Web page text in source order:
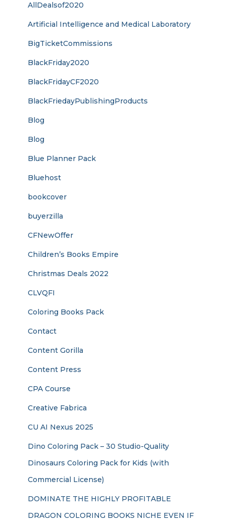
AllDealsof2020
Artificial Intelligence and Medical Laboratory
BigTicketCommissions
BlackFriday2020
BlackFridayCF2020
BlackFriedayPublishingProducts
Blog
Blog
Blue Planner Pack
Bluehost
bookcover
buyerzilla
CFNewOffer
Children’s Books Empire
Christmas Deals 2022
CLVQFI
Coloring Books Pack
Contact
Content Gorilla
Content Press
CPA Course
Creative Fabrica
CU AI Nexus 2025
Dino Coloring Pack – 30 Studio-Quality
Dinosaurs Coloring Pack for Kids (with
Commercial License)
DOMINATE THE HIGHLY PROFITABLE
DRAGON COLORING BOOKS NICHE EVEN IF